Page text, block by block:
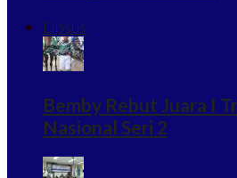
Lipsus
Bemby Rebut Juara I
Nasional Seri 2